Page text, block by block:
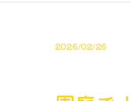
2026/02/26